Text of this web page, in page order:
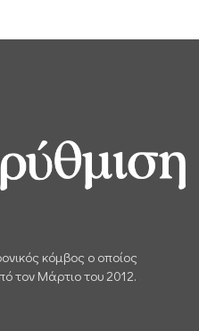
κόμβος ο οποίος
τον Μάρτιο του 2012.